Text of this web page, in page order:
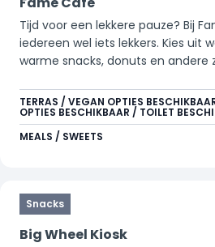
Tijd voor een lekkere pauze? Bij
iedereen wel iets lekkers. Kies uit
warme snacks, donuts en andere
samen even te genieten van iets
warme drank of frisdrank.
TERRAS / VEGAN OPTIES
OPTIES BESCHIKBAAR / TOILET
MEALS / SWEETS
Snacks
Big Wheel Kiosk